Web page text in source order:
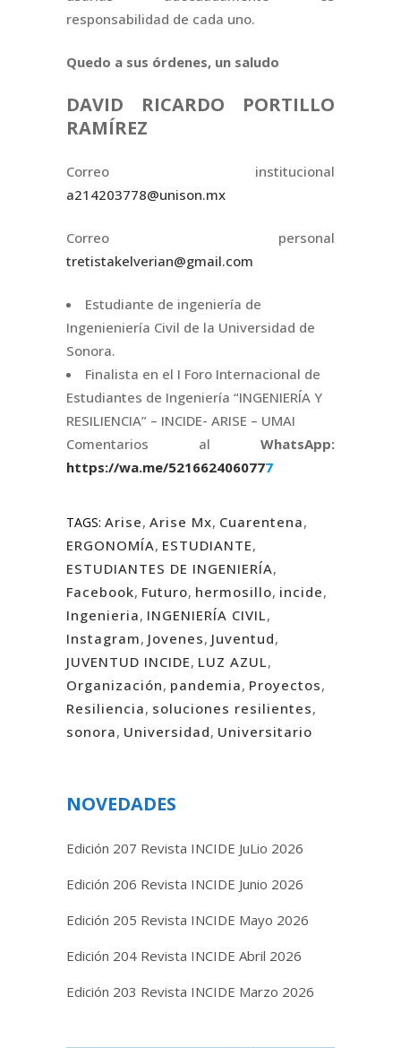
responsabilidad de cada uno.
Quedo a sus órdenes, un saludo
DAVID RICARDO PORTILLO
RAMÍREZ
Correo institucional
a214203778@unison.mx
Correo personal
tretistakelverian@gmail.com
Estudiante de ingeniería de
Ingenieniería Civil de la Universidad de
Sonora.
Finalista en el I Foro Internacional de
Estudiantes de Ingeniería “INGENIERÍA Y
RESILIENCIA” – INCIDE- ARISE – UMAI
Comentarios al WhatsApp:
https://wa.me/5216624060777
TAGS: Arise, Arise Mx, Cuarentena,
ERGONOMÍA, ESTUDIANTE,
ESTUDIANTES DE INGENIERÍA,
Facebook, Futuro, hermosillo, incide,
Ingenieria, INGENIERÍA CIVIL,
Instagram, Jovenes, Juventud,
JUVENTUD INCIDE, LUZ AZUL,
Organización, pandemia, Proyectos,
Resiliencia, soluciones resilientes,
sonora, Universidad, Universitario
NOVEDADES
Edición 207 Revista INCIDE JuLio 2026
Edición 206 Revista INCIDE Junio 2026
Edición 205 Revista INCIDE Mayo 2026
Edición 204 Revista INCIDE Abril 2026
Edición 203 Revista INCIDE Marzo 2026